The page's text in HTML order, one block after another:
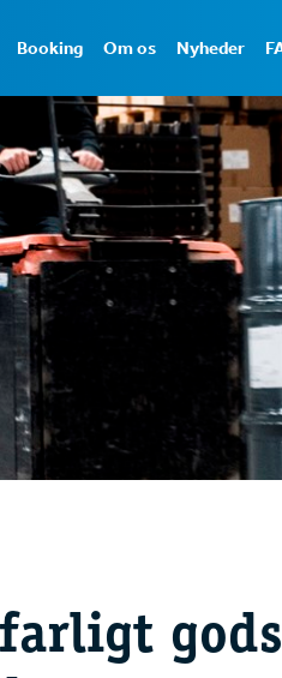
Booking Om os Nyheder
gods